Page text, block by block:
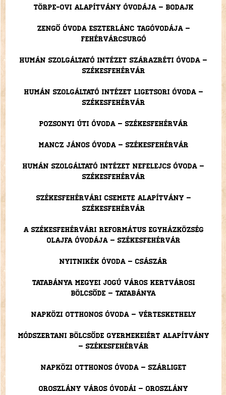
Törpe-Ovi Alapítvány Óvodája – Bodajk
Zengő Óvoda Eszterlánc Tagóvodája –
Fehérvárcsurgó
Humán Szolgáltató Intézet Szárazréti Óvoda –
Székesfehérvár
Humán Szolgáltató Intézet Ligetsori Óvoda –
Székesfehérvár
Pozsonyi Úti Óvoda – Székesfehérvár
Mancz János Óvoda – Székesfehérvár
Humán Szolgáltató Intézet Nefelejcs Óvoda –
Székesfehérvár
Székesfehérvári Csemete Alapítvány –
Székesfehérvár
A Székesfehérvári Református Egyházközség
Olajfa Óvodája – Székesfehérvár
Nyitnikék Óvoda – Császár
Tatabánya Megyei Jogú Város Kertvárosi
Bölcsőde – Tatabánya
Napközi Otthonos Óvoda – Vérteskethely
Módszertani Bölcsőde Gyermekeiért Alapítvány
– Székesfehérvár
Napközi Otthonos Óvoda – Szárliget
Oroszlány Város Óvodái – Oroszlány